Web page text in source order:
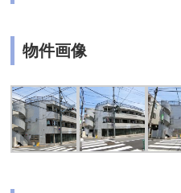
物件画像